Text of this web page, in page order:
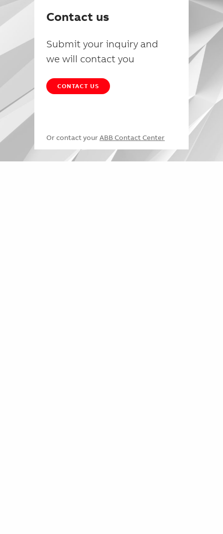
Contact us
Submit your inquiry and
we will contact you
CONTACT US
Or contact your ABB Contact Center